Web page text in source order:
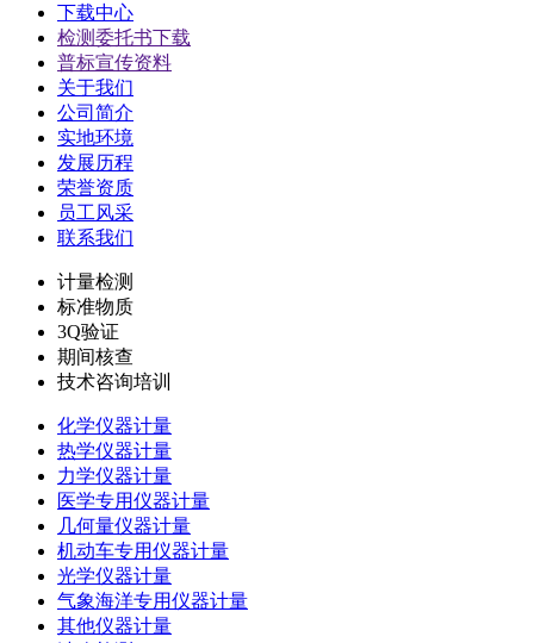
下载中心
检测委托书下载
普标宣传资料
关于我们
公司简介
实地环境
发展历程
荣誉资质
员工风采
联系我们
计量检测
标准物质
3Q验证
期间核查
技术咨询培训
化学仪器计量
热学仪器计量
力学仪器计量
医学专用仪器计量
几何量仪器计量
机动车专用仪器计量
光学仪器计量
气象海洋专用仪器计量
其他仪器计量